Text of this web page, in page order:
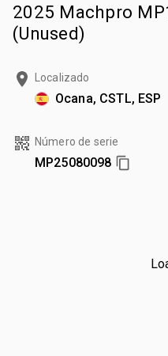
2025 Machpro
(Unused)
Localizado
Ocana, CSTL, ESP
Número de serie
MP25080098